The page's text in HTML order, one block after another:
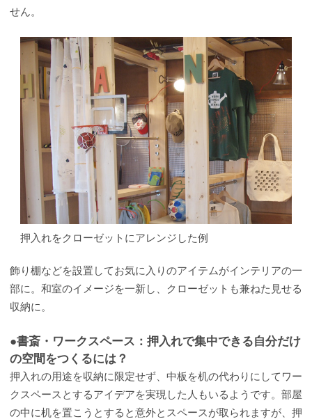
せん。
押入れをクローゼットにアレンジした例
飾り棚などを設置してお気に入りのアイテムがインテリアの一
部に。和室のイメージを一新し、クローゼットも兼ねた見せる
収納に。
●書斎・ワークスペース：押入れで集中できる自分だけ
の空間をつくるには？
押入れの用途を収納に限定せず、中板を机の代わりにしてワー
クスペースとするアイデアを実現した人もいるようです。部屋
の中に机を置こうとすると意外とスペースが取られますが、押